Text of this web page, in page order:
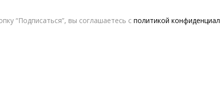
“Подписаться”, вы соглашаетесь с политикой